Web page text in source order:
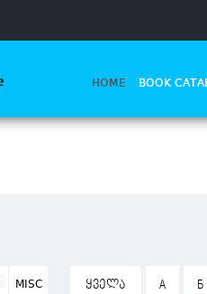
HOME BOOK
MISC ᲧᲕᲔᲚᲐ А Б